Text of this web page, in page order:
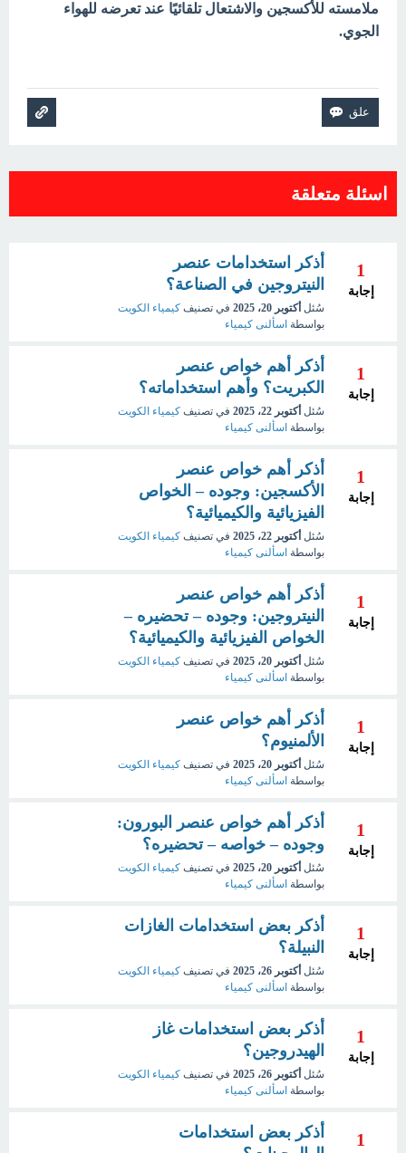
ملامسته للأكسجين والاشتعال تلقائيًا عند تعرضه للهواء
الجوي.
اسئلة متعلقة
1
إجابة
أذكر استخدامات عنصر
النيتروجين في الصناعة؟
سُئل أكتوبر 20، 2025 في تصنيف كيمياء الكويت
بواسطة اسألنى كيمياء
1
إجابة
أذكر أهم خواص عنصر
الكبريت؟ وأهم استخداماته؟
سُئل أكتوبر 22، 2025 في تصنيف كيمياء الكويت
بواسطة اسألنى كيمياء
1
إجابة
أذكر أهم خواص عنصر
الأكسجين: وجوده – الخواص
الفيزيائية والكيميائية؟
سُئل أكتوبر 22، 2025 في تصنيف كيمياء الكويت
بواسطة اسألنى كيمياء
1
إجابة
أذكر أهم خواص عنصر
النيتروجين: وجوده – تحضيره –
الخواص الفيزيائية والكيميائية؟
سُئل أكتوبر 20، 2025 في تصنيف كيمياء الكويت
بواسطة اسألنى كيمياء
1
إجابة
أذكر أهم خواص عنصر
الألمنيوم؟
سُئل أكتوبر 20، 2025 في تصنيف كيمياء الكويت
بواسطة اسألنى كيمياء
1
إجابة
أذكر أهم خواص عنصر البورون:
وجوده – خواصه – تحضيره؟
سُئل أكتوبر 20، 2025 في تصنيف كيمياء الكويت
بواسطة اسألنى كيمياء
1
إجابة
أذكر بعض استخدامات الغازات
النبيلة؟
سُئل أكتوبر 26، 2025 في تصنيف كيمياء الكويت
بواسطة اسألنى كيمياء
1
إجابة
أذكر بعض استخدامات غاز
الهيدروجين؟
سُئل أكتوبر 26، 2025 في تصنيف كيمياء الكويت
بواسطة اسألنى كيمياء
1
أذكر بعض استخدامات